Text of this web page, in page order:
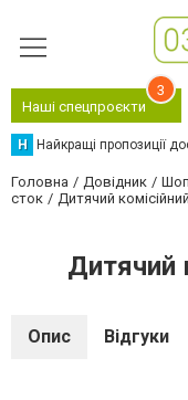
Наші спецпроєкти
3
Н Найкращі пропозиції
Головна Довідник
сток
Дитячий
Дитячий
Опис Відгуки